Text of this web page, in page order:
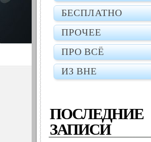
БЕСПЛАТНО
ПРОЧЕЕ
ПРО ВСЁ
ИЗ ВНЕ
ПОСЛЕДНИЕ
ЗАПИСИ